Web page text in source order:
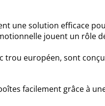
une solution efficace
jouent un rôle
trou européen, sont
facilement grâce à